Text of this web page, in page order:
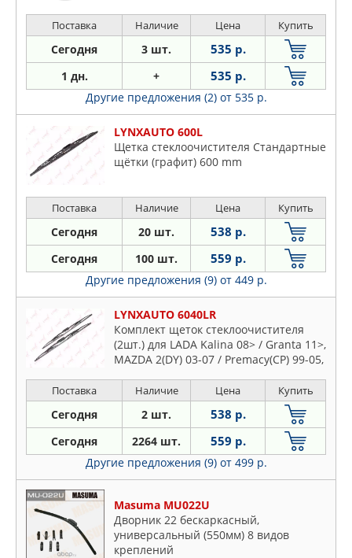
Поставка Наличие Цена Купить
Сегодня 3 шт. 535 р.
1 дн. + 535 р.
Другие предложения (2) от 535 р.
LYNXAUTO 600L
Щетка стеклоочистителя Стандартные
щётки (графит) 600 mm
Поставка Наличие Цена Купить
Сегодня 20 шт. 538 р.
Сегодня 100 шт. 559 р.
Другие предложения (9) от 449 р.
LYNXAUTO 6040LR
Комплект щеток стеклоочистителя
(2шт.) для LADA Kalina 08> / Granta 11>,
MAZDA 2(DY) 03-07 / Premacy(CP) 99-05,
Corolla(E12) 02-07 / Picnic 96-01, VW
Polo Sedan 10>, KIA Sportage(JE) 04>,
Поставка Наличие Цена Купить
Сегодня 2 шт. 538 р.
Сегодня 2264 шт. 559 р.
Другие предложения (9) от 499 р.
Masuma MU022U
Дворник 22 бескаркасный,
универсальный (550мм) 8 видов
креплений